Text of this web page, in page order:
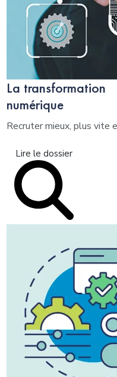
La transformation
numérique
Recruter mieux, plus vite
Lire le dossier